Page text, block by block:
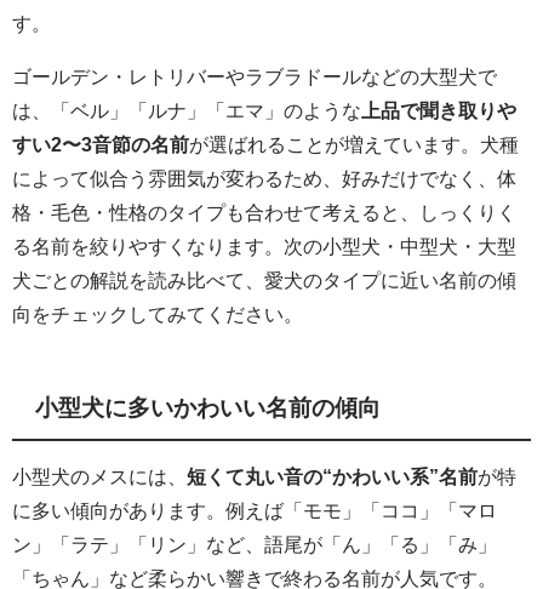
す。
ゴールデン・レトリバーやラブラドールなどの大型犬で
は、「ベル」「ルナ」「エマ」のような 上品で聞き取りや
すい2〜3音節の名前が選ばれることが増えています。犬種
によって似合う雰囲気が変わるため、好みだけでなく、体
格・毛色・性格のタイプも合わせて考えると、しっくりく
る名前を絞りやすくなります。次の小型犬・中型犬・大型
犬ごとの解説を読み比べて、愛犬のタイプに近い名前の傾
向をチェックしてみてください。
小型犬に多いかわいい名前の傾向
小型犬のメスには、 短くて丸い音の“かわいい系”名前が特
に多い傾向があります。例えば「モモ」「ココ」「マロ
ン」「ラテ」「リン」など、語尾が「ん」「る」「み」
「ちゃん」など柔らかい響きで終わる名前が人気です。